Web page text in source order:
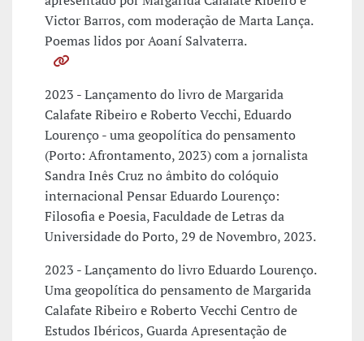
Victor Barros, com moderação de Marta Lança.
Poemas lidos por Aoaní Salvaterra.
2023 - Lançamento do livro de Margarida
Calafate Ribeiro e Roberto Vecchi, Eduardo
Lourenço - uma geopolítica do pensamento
(Porto: Afrontamento, 2023) com a jornalista
Sandra Inês Cruz no âmbito do colóquio
internacional Pensar Eduardo Lourenço:
Filosofia e Poesia, Faculdade de Letras da
Universidade do Porto, 29 de Novembro, 2023.
2023 - Lançamento do livro Eduardo Lourenço.
Uma geopolítica do pensamento de Margarida
Calafate Ribeiro e Roberto Vecchi Centro de
Estudos Ibéricos, Guarda Apresentação de